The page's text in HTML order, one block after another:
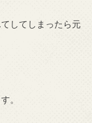
してしまったら元
。